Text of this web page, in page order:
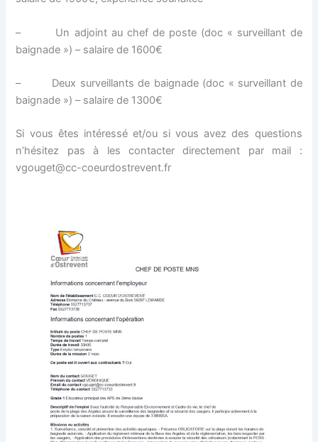
– Un adjoint au chef de poste (doc « surveillant de
baignade ») – salaire de 1600€
– Deux surveillants de baignade (doc « surveillant de
baignade ») – salaire de 1300€
Si vous êtes intéressé et/ou si vous avez des questions
n’hésitez pas à les contacter directement par mail :
vgouget@cc-coeurdostrevent.fr